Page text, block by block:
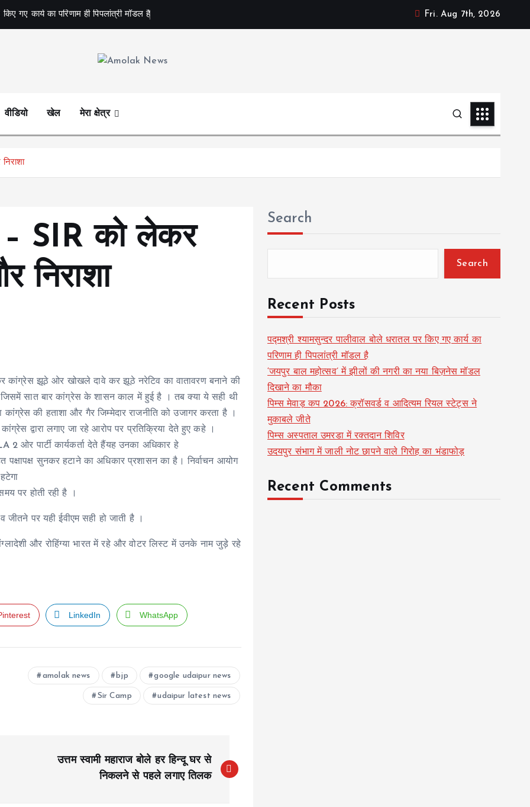
गए कार्य का परिणाम ही पिपलांत्री मॉडल है Fri. Aug 7th, 2026
वीडियो खेल मेरा क्षेत्र
– SIR को लेकर
निराशा
झूठे ओर खोखले दावे कर झूठे नरेटिव का वातावरण बनाने की
सात बार कांग्रेस के शासन काल में हुई है । तब क्या ये सही थी
की हताशा और गैर जिम्मेदार राजनीति को उजागर करता है ।
द्वारा लगाए जा रहे आरोप पर प्रतिक्रिया देते हुए कहे ।
2 ओर पार्टी कार्यकर्ता देते हैंयह उनका अधिकार हे
सुनकर हटाने का अधिकार प्रशासन का है। निर्वाचन आयोग
पर होती रही है ।
जीतने पर यही ईवीएम सही हो जाती है ।
और रोहिंग्या भारत में रहे और वोटर लिस्ट में उनके नाम जुड़े रहे
LinkedIn WhatsApp
amolak news bjp google udaipur news
Sir Camp udaipur latest news
उत्तम स्वामी महाराज बोले हर हिन्दू घर से
निकलने से पहले लगाए तिलक
Search
Search
Recent Posts
पद्मश्री श्यामसुन्दर पालीवाल बोले धरातल पर किए गए कार्य का
परिणाम ही पिपलांत्री मॉडल है
‘जयपुर बाल महोत्सव’ में झीलों की नगरी का नया बिज़नेस मॉडल
दिखाने का मौका
पिम्स मेवाड़ कप 2026: क्रॉसवर्ड व आदित्यम रियल स्टेट्स ने
मुकाबले जीते
पिम्स अस्पताल उमरडा में रक्तदान शिविर
उदयपुर संभाग में जाली नोट छापने वाले गिरोह का भंडाफोड़
Recent Comments